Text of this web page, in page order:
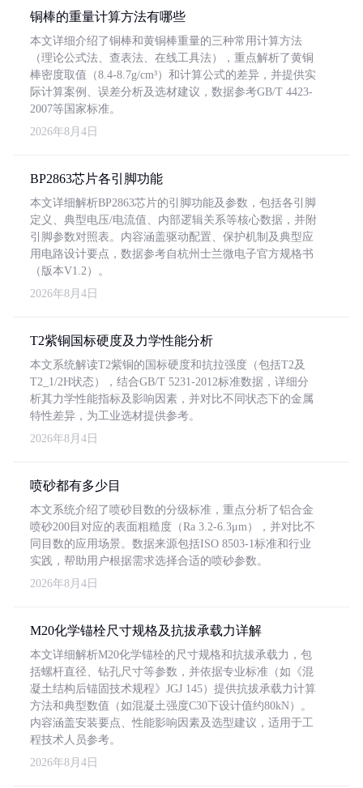
铜棒的重量计算方法有哪些
本文详细介绍了铜棒和黄铜棒重量的三种常用计算方法
（理论公式法、查表法、在线工具法），重点解析了黄铜
棒密度取值（8.4-8.7g/cm³）和计算公式的差异，并提供实
际计算案例、误差分析及选材建议，数据参考GB/T 4423-
2007等国家标准。
2026年8月4日
BP2863芯片各引脚功能
本文详细解析BP2863芯片的引脚功能及参数，包括各引脚
定义、典型电压/电流值、内部逻辑关系等核心数据，并附
引脚参数对照表。内容涵盖驱动配置、保护机制及典型应
用电路设计要点，数据参考自杭州士兰微电子官方规格书
（版本V1.2）。
2026年8月4日
T2紫铜国标硬度及力学性能分析
本文系统解读T2紫铜的国标硬度和抗拉强度（包括T2及
T2_1/2H状态），结合GB/T 5231-2012标准数据，详细分
析其力学性能指标及影响因素，并对比不同状态下的金属
特性差异，为工业选材提供参考。
2026年8月4日
喷砂都有多少目
本文系统介绍了喷砂目数的分级标准，重点分析了铝合金
喷砂200目对应的表面粗糙度（Ra 3.2-6.3μm），并对比不
同目数的应用场景。数据来源包括ISO 8503-1标准和行业
实践，帮助用户根据需求选择合适的喷砂参数。
2026年8月4日
M20化学锚栓尺寸规格及抗拔承载力详解
本文详细解析M20化学锚栓的尺寸规格和抗拔承载力，包
括螺杆直径、钻孔尺寸等参数，并依据专业标准（如《混
凝土结构后锚固技术规程》JGJ 145）提供抗拔承载力计算
方法和典型数值（如混凝土强度C30下设计值约80kN）。
内容涵盖安装要点、性能影响因素及选型建议，适用于工
程技术人员参考。
2026年8月4日